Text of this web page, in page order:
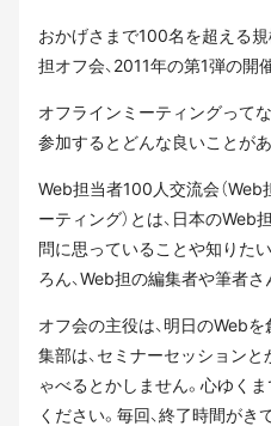
おかげさまで100名を超える
担オフ会、2011年の第1弾の開
オフラインミーティングってな
参加するとどんな良いことが
Web担当者100人交流会（Web
ーティング）とは、日本のWeb
問に思っていることや知りた
ろん、Web担の編集者や筆者さ
オフ会の主役は、明日のWeb
集部は、セミナーセッション
ゃべるとかしません。心ゆく
ください。毎回、終了時間が